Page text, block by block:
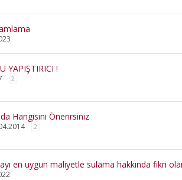
YAPIŞTIRICI !
2
Hangisini Önerirsiniz
2
en uygun maliyetle sulama hakkında fikri